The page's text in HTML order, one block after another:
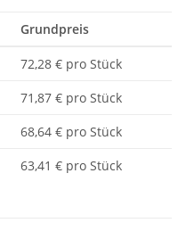
Grundpreis
72,28 € pro Stück
71,87 € pro Stück
68,64 € pro Stück
63,41 € pro Stück